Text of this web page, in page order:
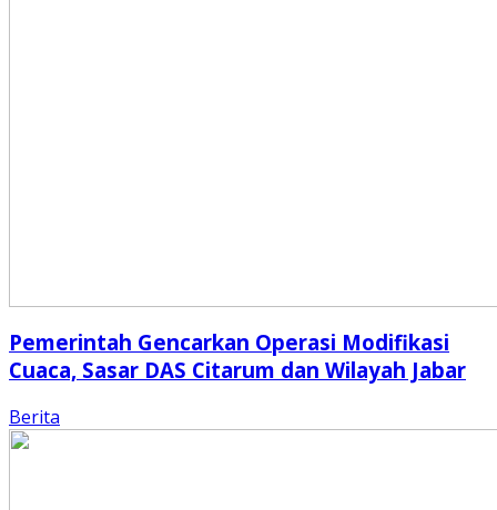
Pemerintah Gencarkan Operasi Modifikasi
Cuaca, Sasar DAS Citarum dan Wilayah Jabar
Berita